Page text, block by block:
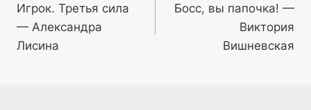
по
записям
Игрок. Третья сила
— Александра
Лисина
Босс, вы папочка! —
Виктория
Вишневская